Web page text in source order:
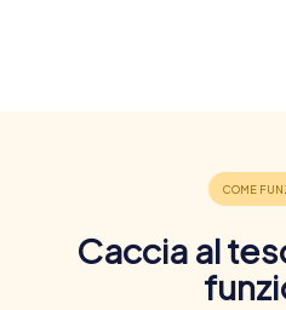
Caccia al